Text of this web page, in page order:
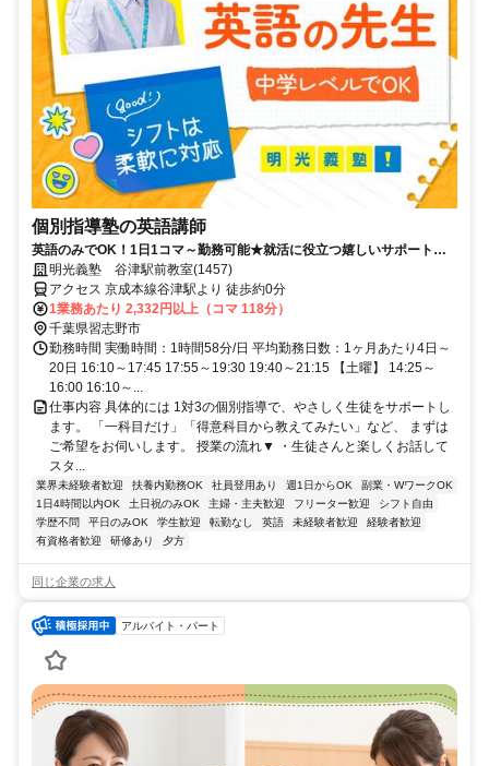
個別指導塾の英語講師
英語のみでOK！1日1コマ～勤務可能★就活に役立つ嬉しいサポートも
◎ミドル・シニアも活躍中
明光義塾 谷津駅前教室(1457)
アクセス 京成本線谷津駅より 徒歩約0分
1業務あたり 2,332円以上（コマ 118分）
千葉県習志野市
勤務時間 実働時間：1時間58分/日 平均勤務日数：1ヶ月あたり4日～
20日 16:10～17:45 17:55～19:30 19:40～21:15 【土曜】 14:25～
16:00 16:10～...
仕事内容 具体的には 1対3の個別指導で、やさしく生徒をサポートし
ます。 「一科目だけ」「得意科目から教えてみたい」など、 まずは
ご希望をお伺いします。 授業の流れ▼ ・生徒さんと楽しくお話して
スタ...
業界未経験者歓迎 扶養内勤務OK 社員登用あり 週1日からOK
副業・WワークOK
1日4時間以内OK
土日祝のみOK 主婦・主夫歓迎 フリーター歓迎
シフト自由
学歴不問
平日のみOK 学生歓迎 転勤なし 英語 未経験者歓迎
経験者歓迎
有資格者歓迎
研修あり 夕方
同じ企業の求人
アルバイト・パート